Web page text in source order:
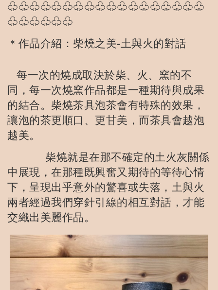
♧♧♧♧♧♧♧♧♧♧♧♧♧♧♧♧♧♧
♧♧♧♧♧♧
＊作品介紹：柴燒之美-土與火的對話
每一次的燒成取決於柴、火、窯的不
同，每一次燒窯作品都是一種期待與成果
的結合。柴燒茶具泡茶會有特殊的效果，
讓泡的茶更順口、更甘美，而茶具會越泡
越美。
柴燒就是在那不確定的土火灰關係
中展現，在那種既興奮又期待的等待心情
下，呈現出乎意外的驚喜或失落，土與火
兩者經過我們穿針引線的相互對話，才能
交織出美麗作品。